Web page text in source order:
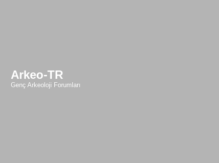
Arkeo-TR
Genç Arkeoloji Forumları